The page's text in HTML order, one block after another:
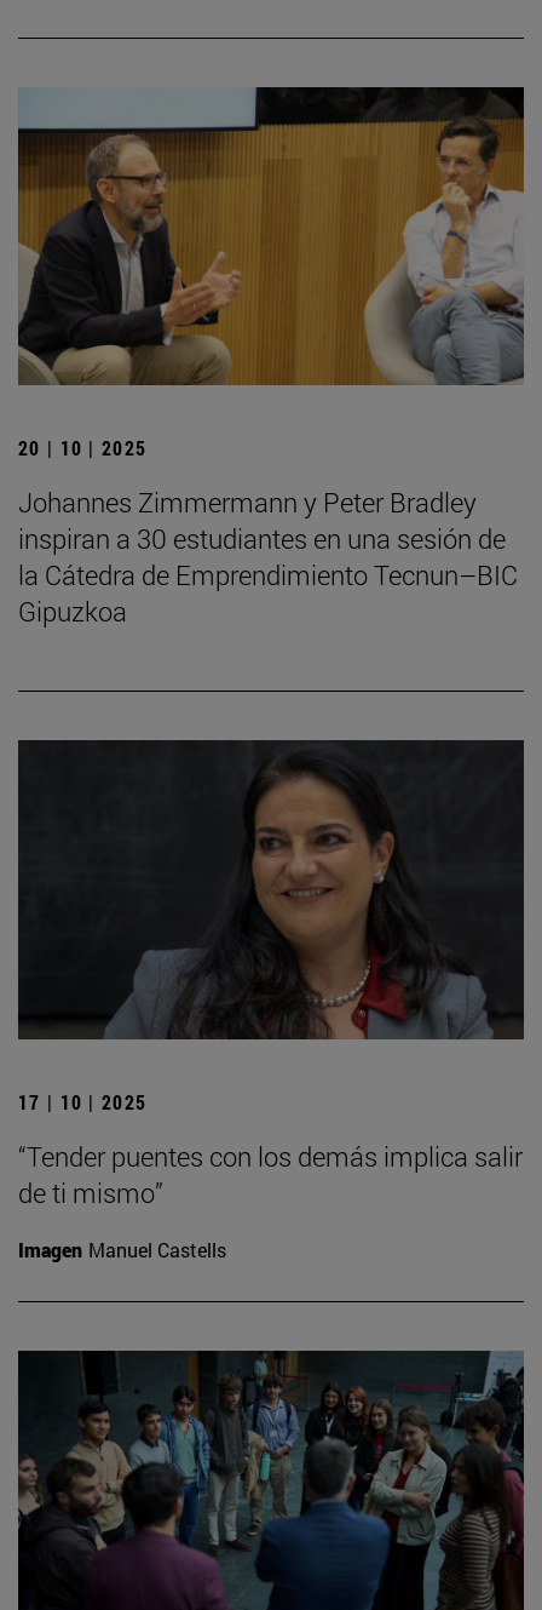
20 | 10 | 2025
Johannes Zimmermann y Peter Bradley
inspiran a 30 estudiantes en una sesión de
la Cátedra de Emprendimiento Tecnun–BIC
Gipuzkoa
17 | 10 | 2025
“Tender puentes con los demás implica salir
de ti mismo”
Imagen Manuel Castells